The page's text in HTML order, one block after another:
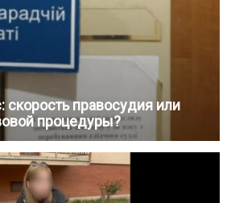
скорость правосудия или
процедуры?